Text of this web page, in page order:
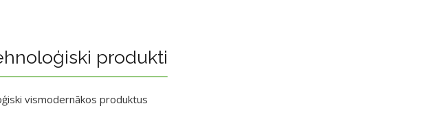
produkti
vismodernākos produktus